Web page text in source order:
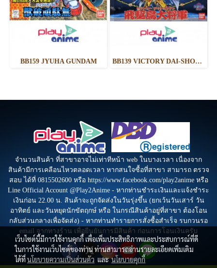
BB159 JYUHA GUNDAM BB139 VICTORY DAI-SHOGUN
จำนวนสินค้า ที่สาขาอาจไม่เท่าทีหน้า web ในบางเวลา เนื่องจาก
สินค้ามีการเคลือนไหวตลอดเวลา หากสนใจซื้อที่สาขา สามารถ ตรวจ
สอบ ได้ที่ 0815502600 หรือ https://www.facebook.com/play2anime หรือ
Line Official Account @Play2Anime - หากท่านชำระเงินและแจ้งชำระ
เงินก่อน 22.00 น. สินค้าจะถูกจัดส่งในวันรุ่งขึ้น (ยกเว้นวันเสาร์ วัน
อาทิตย์ และวันหยุดนักขัตฤกษ์ หรือ ในกรณีสินค้าอยู่ที่สาขา ต้องโอน
กลับส่วนกลางเพื่อจัดส่ง) - หากท่านทำรายการสั่งซื้อสำเร็จ รบกวนรอ
email จากทางร้าน เพื่อยืนยันการมีสินค้า ก่อนการโอนเงินครับ
เว็บไซต์นี้มีการใช้งานคุกกี้ เพื่อเพิ่มประสิทธิภาพและประสบการณ์ที่ดี
ในการใช้งานเว็บไซต์ของท่าน ท่านสามารถอ่านรายละเอียดเพิ่มเติม
ได้ที่นโยบายความเป็นส่วนตัว และนโยบายคุกกี้